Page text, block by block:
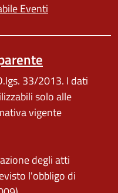
Eventi
33/2013. I dati
solo alle
vigente
degli atti
l'obbligo di